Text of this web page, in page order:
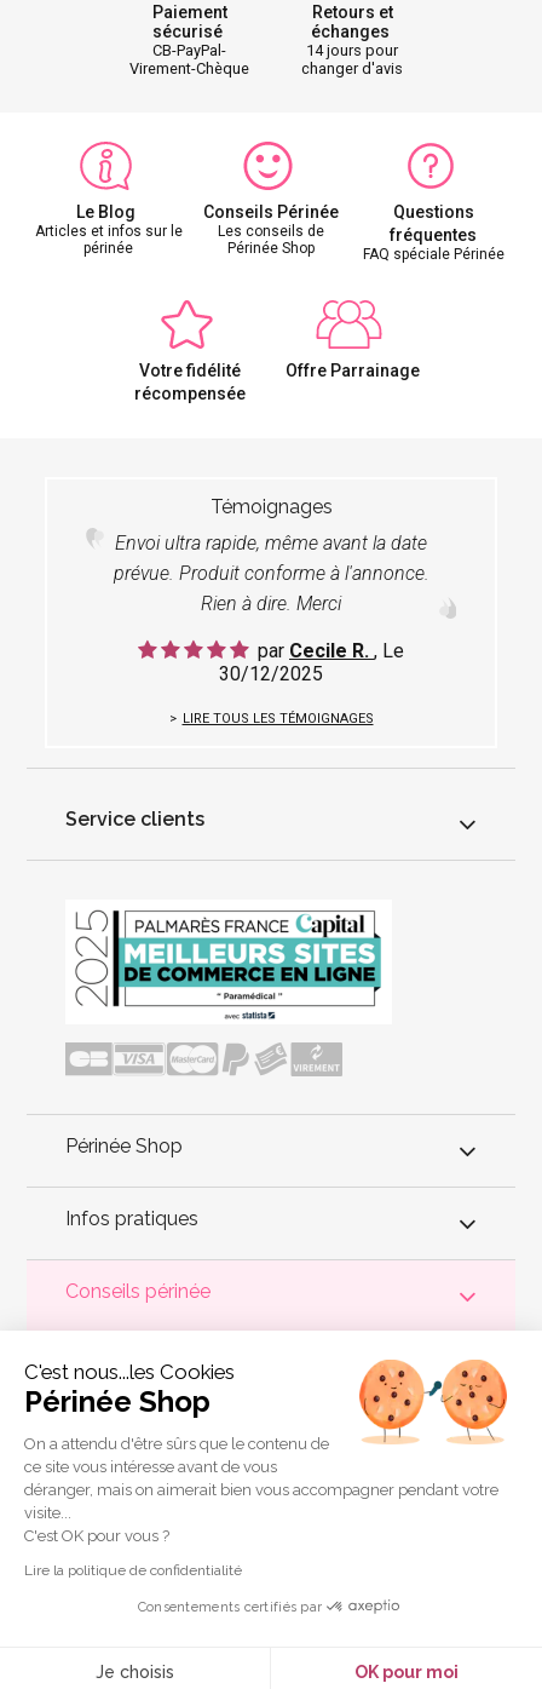
Paiement
sécurisé
CB-PayPal-
Virement-Chèque
Retours et
échanges
14 jours pour
changer d'avis
Le Blog
Articles et infos sur le
périnée
Conseils Périnée
Les conseils de
Périnée Shop
Questions
fréquentes
FAQ spéciale Périnée
Votre fidélité
récompensée
Offre Parrainage
Témoignages
Envoi ultra rapide, même avant la date
prévue. Produit conforme à l'annonce.
Rien à dire. Merci
par Cecile R. , Le
30/12/2025
LIRE TOUS LES TÉMOIGNAGES
Service clients
Périnée Shop
Infos pratiques
Conseils périnée
de muscler et de rééduquer le plancher pelvienpour éviter les
problèmes d'incontinence
, de pesanteur pelvienne, de manque
de sensations durant les rapports sexuels et de petites
fuites
Périnée Shop
a sélectionné les meilleures solutions
pour la rééducation périnéale et pour l'auto-traitement de
l'incontinence à domicile :
biofeedback,cônes vaginaux
connectées etaccessoires pour exercices de Kegel.
Copyright 2011 © Périnée Shop
Conditions générales de vente
Mentions légales
C'est nous...les Cookies
Périnée Shop
On a attendu d'être sûrs que le contenu de
ce site vous intéresse avant de vous
déranger, mais on aimerait bien vous accompagner pendant votre
visite...
C'est OK pour vous ?
Lire la politique de confidentialité
Consentements certifiés par
Je choisis OK pour moi